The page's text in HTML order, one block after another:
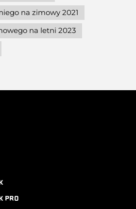
na zimowy 2021
na letni 2023
PRO